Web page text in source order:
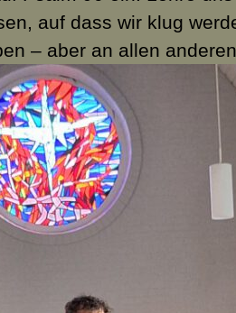
auf dass wir klug
– aber an allen